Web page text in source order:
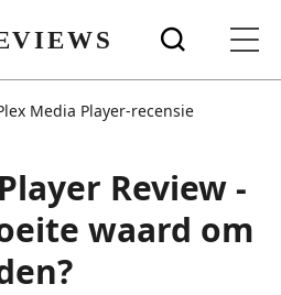
Media Player-recensie
Review -
waard om